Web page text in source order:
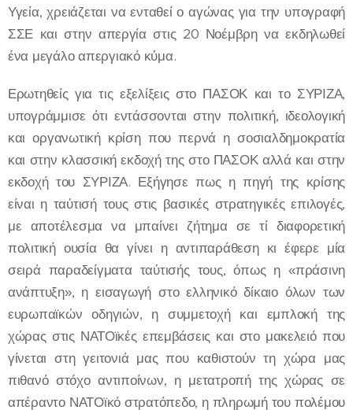
Υγεία, χρειάζεται να ενταθεί ο αγώνας για την υπογραφή
ΣΣΕ και στην απεργία στις 20 Νοέμβρη να εκδηλωθεί
ένα μεγάλο απεργιακό κύμα.
Ερωτηθείς για τις εξελίξεις στο ΠΑΣΟΚ και το ΣΥΡΙΖΑ,
υπογράμμισε ότι εντάσσονται στην πολιτική, ιδεολογική
και οργανωτική κρίση που περνά η σοσιαλδημοκρατία
και στην κλασσική εκδοχή της στο ΠΑΣΟΚ αλλά και στην
εκδοχή του ΣΥΡΙΖΑ. Εξήγησε πως η πηγή της κρίσης
είναι η ταύτισή τους στις βασικές στρατηγικές επιλογές,
με αποτέλεσμα να μπαίνει ζήτημα σε τί διαφορετική
πολιτική ουσία θα γίνει η αντιπαράθεση κι έφερε μία
σειρά παραδείγματα ταύτισής τους, όπως η «πράσινη
ανάπτυξη», η εισαγωγή στο ελληνικό δίκαιο όλων των
ευρωπαϊκών οδηγιών, η συμμετοχή και εμπλοκή της
χώρας στις ΝΑΤΟϊκές επεμβάσεις και στο μακελειό που
γίνεται στη γειτονιά μας που καθιστούν τη χώρα μας
πιθανό στόχο αντιποίνων, η μετατροπή της χώρας σε
απέραντο ΝΑΤΟϊκό στρατόπεδο, η πληρωμή του πολέμου